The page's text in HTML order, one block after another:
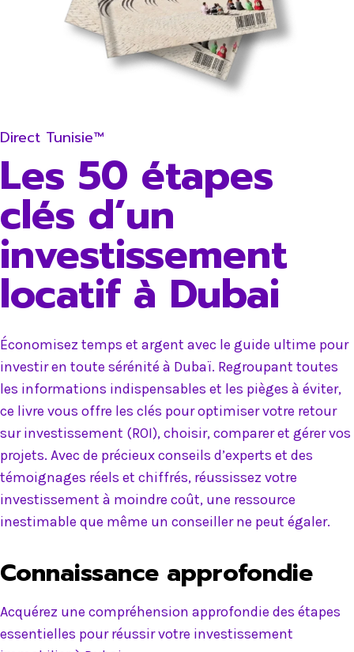
Direct Tunisie™
Les 50 étapes
clés d’un
investissement
locatif à Dubai
Économisez temps et argent avec le guide ultime pour
investir en toute sérénité à Dubaï. Regroupant toutes
les informations indispensables et les pièges à éviter,
ce livre vous offre les clés pour optimiser votre retour
sur investissement (ROI), choisir, comparer et gérer vos
projets. Avec de précieux conseils d’experts et des
témoignages réels et chiffrés, réussissez votre
investissement à moindre coût, une ressource
inestimable que même un conseiller ne peut égaler.
Connaissance approfondie
Acquérez une compréhension approfondie des étapes
essentielles pour réussir votre investissement